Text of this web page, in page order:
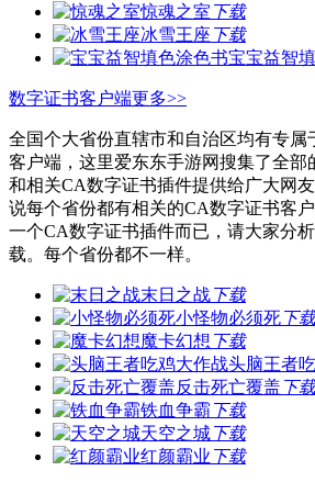
惊魂之室 下载
冰雪王座 下载
宝宝益智
数字证书客户端更多>>
全国个大省份直辖市和自治区均有专属
客户端，这里爱东东手游网搜集了全部
和相关CA数字证书插件提供给广大网
说每个省份都有相关的CA数字证书客
一个CA数字证书插件而已，请大家分
载。每个省份都不一样。
末日之战下载
小怪物必须死下载
魔卡幻想 下载
头脑王者
反击死亡覆盖 下载
铁血争霸 下载
天空之城下载
红颜霸业 下载